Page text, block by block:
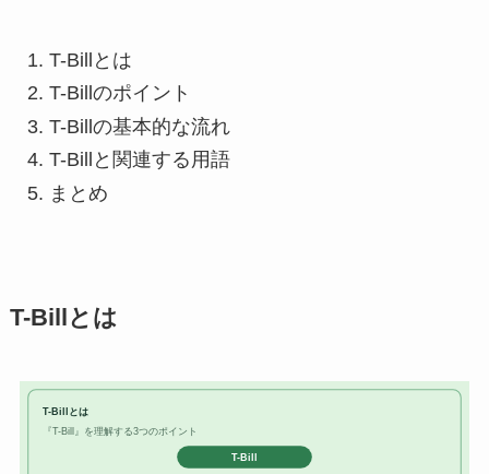
T-Billとは
T-Billのポイント
T-Billの基本的な流れ
T-Billと関連する用語
まとめ
T-Billとは
T-Billとは
『T-Bill』を理解する3つのポイント
T-Bill